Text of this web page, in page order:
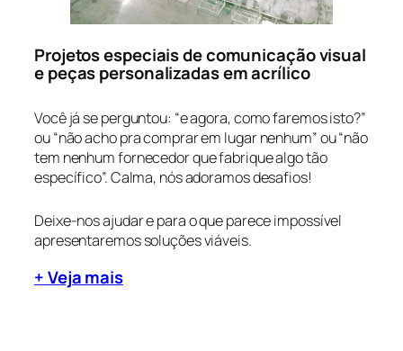
Projetos especiais de comunicação visual
e peças personalizadas em acrílico
Você já se perguntou: “e agora, como faremos isto?”
ou “não acho pra comprar em lugar nenhum” ou “não
tem nenhum fornecedor que fabrique algo tão
específico”. Calma, nós adoramos desafios!
Deixe-nos ajudar e para o que parece impossível
apresentaremos soluções viáveis.
+ Veja mais